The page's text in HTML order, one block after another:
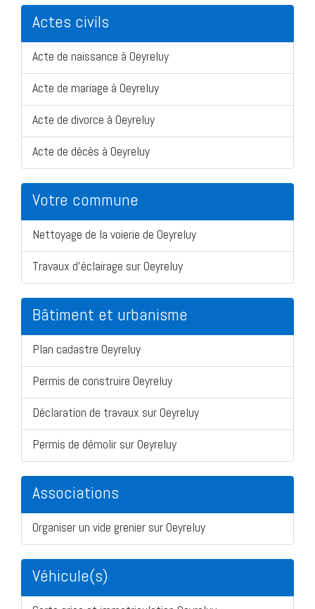
Actes civils
Acte de naissance à Oeyreluy
Acte de mariage à Oeyreluy
Acte de divorce à Oeyreluy
Acte de décès à Oeyreluy
Votre commune
Nettoyage de la voierie de Oeyreluy
Travaux d'éclairage sur Oeyreluy
Bâtiment et urbanisme
Plan cadastre Oeyreluy
Permis de construire Oeyreluy
Déclaration de travaux sur Oeyreluy
Permis de démolir sur Oeyreluy
Associations
Organiser un vide grenier sur Oeyreluy
Véhicule(s)